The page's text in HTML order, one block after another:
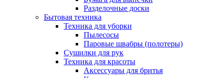
Разделочные доски
Бытовая техника
Техника для уборки
Пылесосы
Паровые швабры (полотеры)
Сушилки для рук
Техника для красоты
Аксессуары для бритья